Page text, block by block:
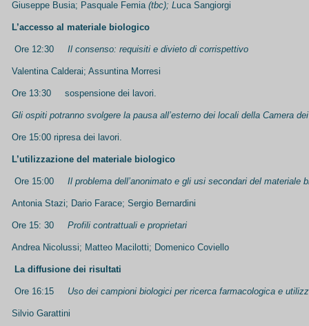
Giuseppe Busia; Pasquale Femia (tbc); Luca Sangiorgi
L’accesso al materiale biologico
Ore 12:30 Il consenso: requisiti e divieto di corrispettivo
Valentina Calderai; Assuntina Morresi
Ore 13:30 sospensione dei lavori.
Gli ospiti potranno svolgere la pausa all’esterno dei locali della Camera
Ore 15:00 ripresa dei lavori.
L’utilizzazione del materiale biologico
Ore 15:00 Il problema dell’anonimato e gli usi secondari del materiale
Antonia Stazi; Dario Farace; Sergio Bernardini
Ore 15: 30 Profili contrattuali e proprietari
Andrea Nicolussi; Matteo Macilotti; Domenico Coviello
La diffusione dei risultati
Ore 16:15 Uso dei campioni biologici per ricerca farmacologica e
Silvio Garattini